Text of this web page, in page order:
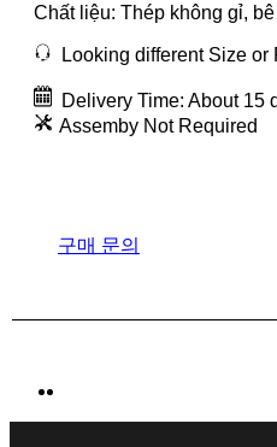
Chất liệu: Thép không gỉ,
Looking different Size or
Delivery Time: About 15
Assemby Not Required
구매 문의